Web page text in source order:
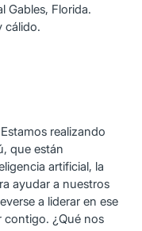
Gables, Florida.
cálido.
realizando
que están
artificial, la
ayudar a nuestros
a liderar en ese
contigo. ¿Qué nos